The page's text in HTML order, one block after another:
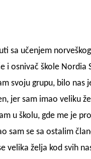
sa učenjem
osnivač škole Nordia
svoju grupu, bilo nas
jer sam imao veliku
u školu, gde me je
sam se sa ostalim
velika želja kod svih